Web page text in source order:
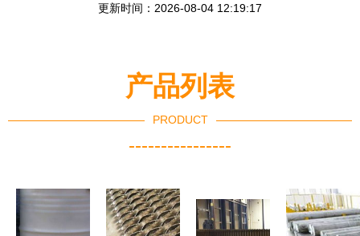
更新时间：2026-08-04 12:19:17
产品列表
PRODUCT
----------------